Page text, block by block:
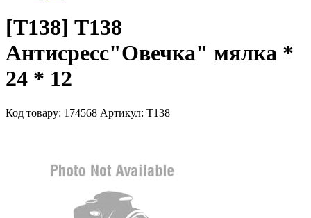
[Т138] Т138
Антисресс"Овечка" мялка *
24 * 12
Код товару: 174568 Артикул: Т138